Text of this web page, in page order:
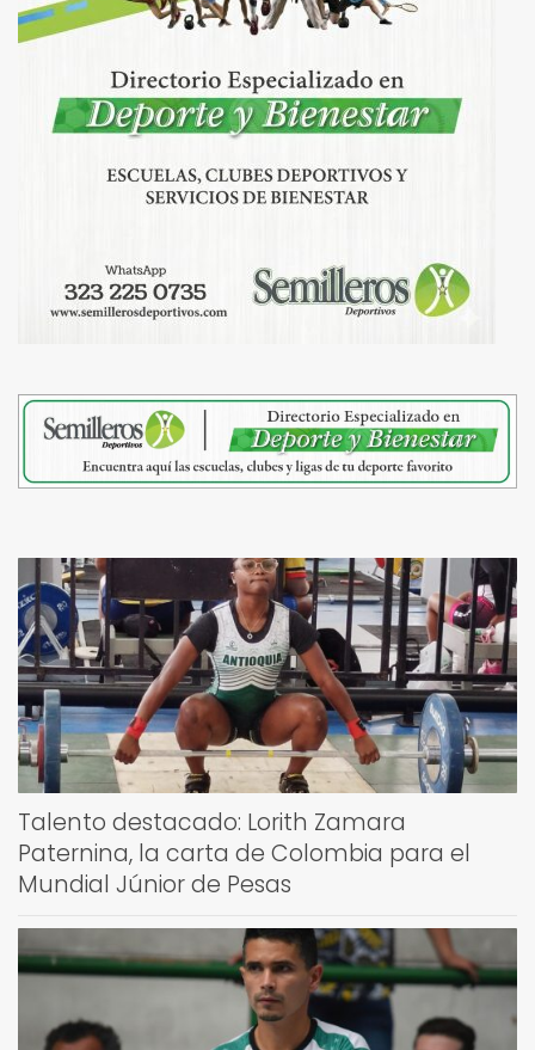
Talento destacado: Lorith Zamara
Paternina, la carta de Colombia para el
Mundial Júnior de Pesas